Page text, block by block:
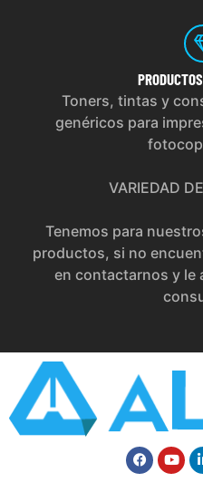
PRODUCTOS
Toners, tintas y
genéricos para
VARIEDAD
Tenemos para
productos, si no
en contactarnos y le